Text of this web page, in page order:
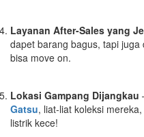
Layanan After-Sales yang
dapet barang bagus, tapi
bisa move on.
Lokasi Gampang Dijangkau
Gatsu, liat-liat koleksi
listrik kece!